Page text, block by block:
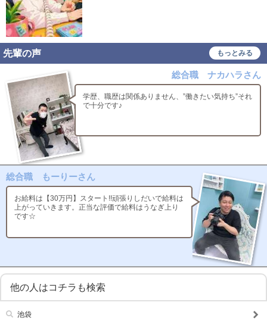
先輩の声 もっとみる
総合職 ナカハラさん
学歴、職歴は関係ありません、”働きたい気持ち”それ
で十分です♪
総合職 もーりーさん
お給料は【30万円】スタート!!頑張りしだいで給料は
上がっていきます。正当な評価で給料はうなぎ上り
です☆
他の人はコチラも検索
池袋